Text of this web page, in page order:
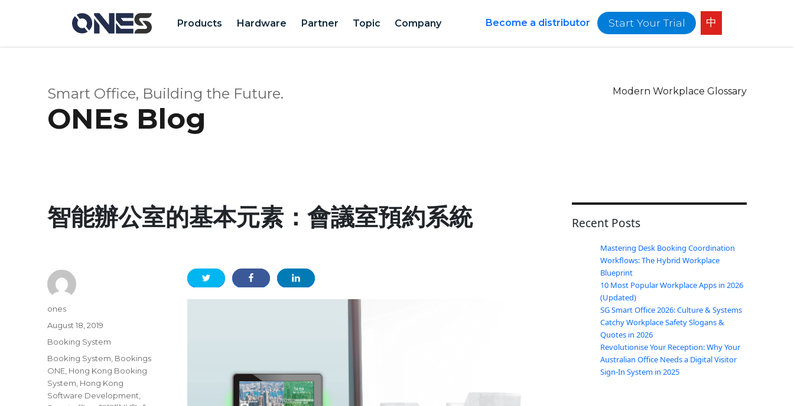
Products Hardware Partner Topic Company Become a distributor Start Your Trial 中
Smart Office, Building the Future.
ONEs Blog
Modern Workplace Glossary
智能辦公室的基本元素：會議室預約系統
Author
ones
Posted
August 18, 2019
Categories
Booking System
Tags
Booking System Bookings
ONE Hong Kong Booking
System Hong Kong
Software Development
Recent Posts
Mastering Desk Booking Coordination
Workflows: The Hybrid Workplace
Blueprint
10 Most Popular Workplace Apps in 2026
(Updated)
SG Smart Office 2026: Culture & Systems
Catchy Workplace Safety Slogans &
Quotes in 2026
Revolutionise Your Reception: Why Your
Australian Office Needs a Digital Visitor
Sign-In System in 2025